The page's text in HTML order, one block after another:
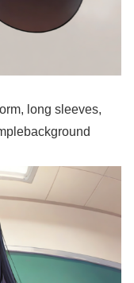
long sleeves,